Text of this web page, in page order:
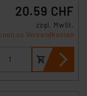
20.59 CHF
zzgl. MwSt.
zu Versandkosten